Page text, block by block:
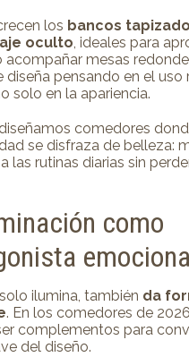
los bancos
oculto , ideales para
acompañar mesas
diseña pensando en el uso
solo en la apariencia.
comedores
se disfraza de belleza:
las rutinas diarias sin
como
ilumina, también da
. En los comedores de
complementos para
del diseño.